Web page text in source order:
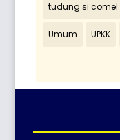
tudung si comel
Umum UPKK